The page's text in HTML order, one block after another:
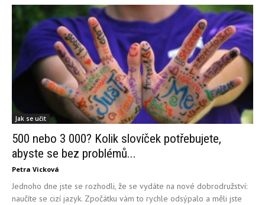
Jak se učit
500 nebo 3 000? Kolik slovíček potřebujete,
abyste se bez problémů...
Petra Vicková
Jednoho dne jste se rozhodli, že se vydáte na nové dobrodružství:
naučíte se cizí jazyk. Zpočátku vám to rychle odsýpalo a měli jste